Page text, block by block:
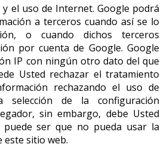
el uso de Internet. Google podrá
a terceros cuando así se lo
o cuando dichos terceros
por cuenta de Google. Google
IP con ningún otro dato del que
Usted rechazar el tratamiento
rechazando el uso de
selección de la configuración
sin embargo, debe Usted
ser que no pueda usar la
este sitio web.